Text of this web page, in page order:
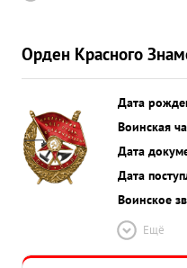
Орден Красного
Дата
Воинская
Дата
Дата
Воинское
Ещё